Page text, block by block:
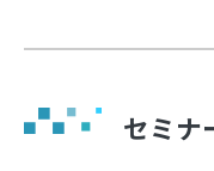
セミナ